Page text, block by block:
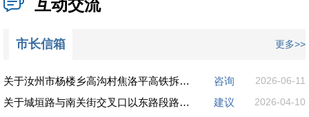
互动交流
市长信箱 更多>>
关于汝州市杨楼乡高沟村焦洛平高铁拆迁赔偿对接 咨询 2026-06-11
关于城垣路与南关街交叉口以东路段路灯安装后未启用的反映 建议 2026-04-10